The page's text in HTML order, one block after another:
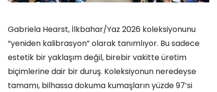
Gabriela Hearst, İlkbahar/Yaz 2026 koleksiyonunu
“yeniden kalibrasyon” olarak tanımlıyor. Bu sadece
estetik bir yaklaşım değil, birebir vakitte üretim
biçimlerine dair bir duruş. Koleksiyonun neredeyse
tamamı, bilhassa dokuma kumaşların yüzde 97’si